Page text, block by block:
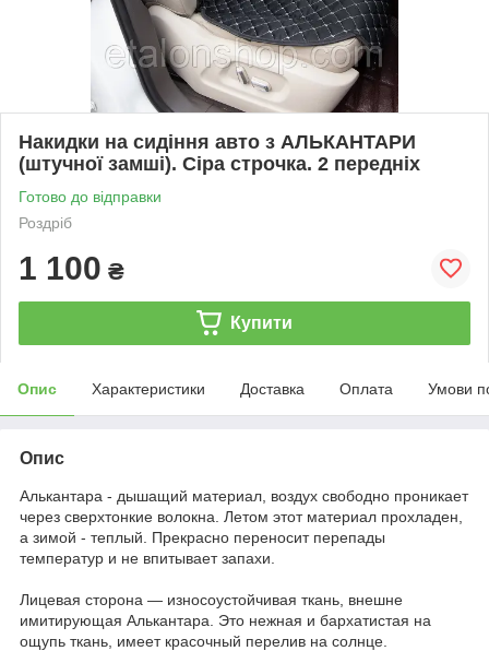
Накидки на сидіння авто з АЛЬКАНТАРИ
(штучної замші). Сіра строчка. 2 передніх
Готово до відправки
Роздріб
1 100 ₴
Купити
Опис Характеристики Доставка Оплата Умови
Опис
Алькантара - дышащий материал, воздух свободно проникает
через сверхтонкие волокна. Летом этот материал прохладен,
а зимой - теплый. Прекрасно переносит перепады
температур и не впитывает запахи.
Лицевая сторона — износоустойчивая ткань, внешне
имитирующая Алькантара. Это нежная и бархатистая на
ощупь ткань, имеет красочный перелив на солнце.